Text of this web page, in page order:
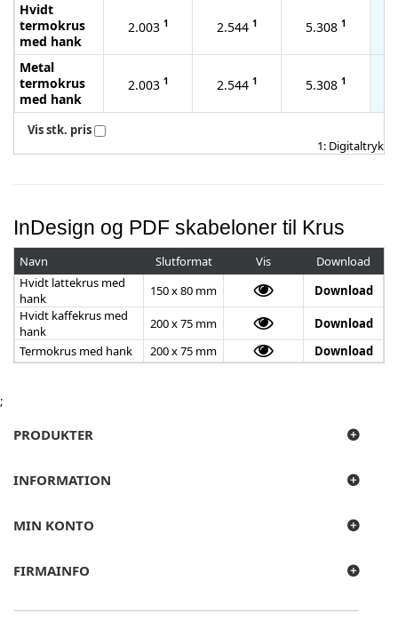
Hvidt
termokrus
med hank
2.003 1 2.544 1 5.308 1
Metal
termokrus
med hank
2.003 1 2.544 1 5.308 1
Vis stk. pris
1: Digitaltryk
InDesign og PDF skabeloner til Krus
Navn Slutformat Vis
Download
Hvidt lattekrus med
hank
150 x 80 mm
Download
Hvidt kaffekrus med
hank
200 x 75 mm
Download
Termokrus med hank
200 x 75 mm Download
;
PRODUKTER
INFORMATION
MIN KONTO
FIRMAINFO